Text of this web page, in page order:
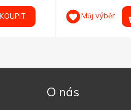
KOUPIT Můj výběr
O nás